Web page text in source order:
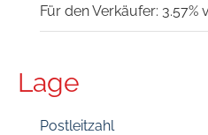
Für den Verkäufer: 3.57%
Lage
Postleitzahl